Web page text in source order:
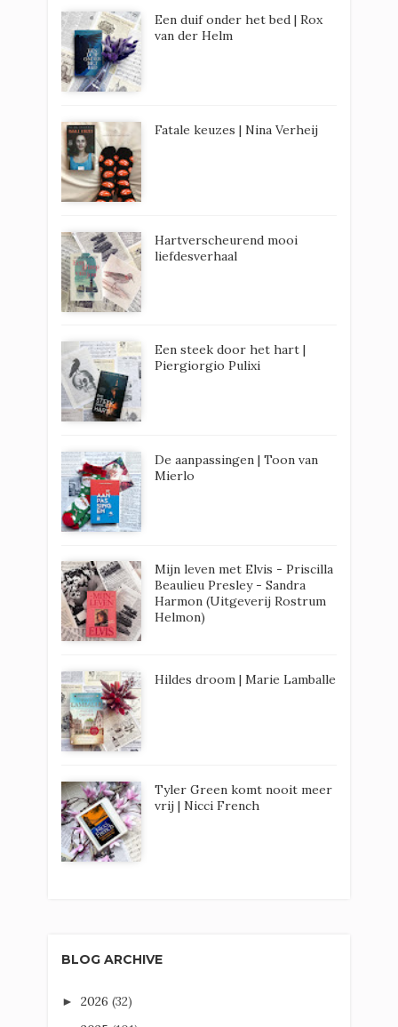
Een duif onder het bed | Rox
van der Helm
Fatale keuzes | Nina Verheij
Hartverscheurend mooi
liefdesverhaal
Een steek door het hart |
Piergiorgio Pulixi
De aanpassingen | Toon van
Mierlo
Mijn leven met Elvis - Priscilla
Beaulieu Presley - Sandra
Harmon (Uitgeverij Rostrum
Helmon)
Hildes droom | Marie Lamballe
Tyler Green komt nooit meer
vrij | Nicci French
BLOG ARCHIVE
► 2026 (32)